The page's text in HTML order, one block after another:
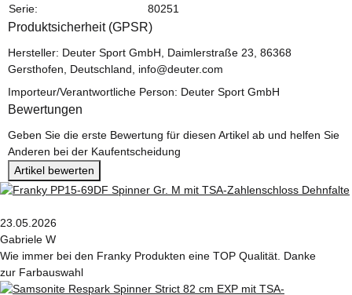
Serie:
80251
Produktsicherheit (GPSR)
Hersteller: Deuter Sport GmbH, Daimlerstraße 23, 86368
Gersthofen, Deutschland, info@deuter.com
Importeur/Verantwortliche Person: Deuter Sport GmbH
Bewertungen
Geben Sie die erste Bewertung für diesen Artikel ab und helfen Sie
Anderen bei der Kaufentscheidung
Artikel bewerten
23.05.2026
Gabriele W
Wie immer bei den Franky Produkten eine TOP Qualität. Danke
zur Farbauswahl